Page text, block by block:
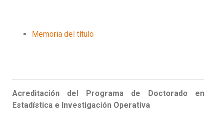
Memoria del título
Acreditación del Programa de Doctorado en
Estadística e Investigación Operativa